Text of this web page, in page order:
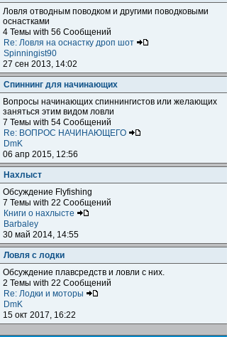
Ловля отводным поводком и другими поводковыми
оснастками
4 Темы with 56 Сообщений
Re: Ловля на оснастку дроп шот
Spinningist90
27 сен 2013, 14:02
Спиннинг для начинающих
Вопросы начинающих спиннингистов или желающих
заняться этим видом ловли
7 Темы with 54 Сообщений
Re: ВОПРОС НАЧИНАЮЩЕГО
DmK
06 апр 2015, 12:56
Нахлыст
Обсуждение Flyfishing
7 Темы with 22 Сообщений
Книги о нахлысте
Barbaley
30 май 2014, 14:55
Ловля с лодки
Обсуждение плавсредств и ловли с них.
2 Темы with 22 Сообщений
Re: Лодки и моторы
DmK
15 окт 2017, 16:22